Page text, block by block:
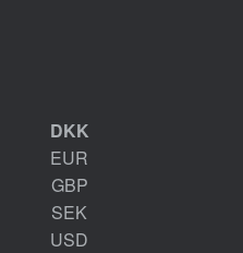
DKK
EUR
GBP
SEK
USD